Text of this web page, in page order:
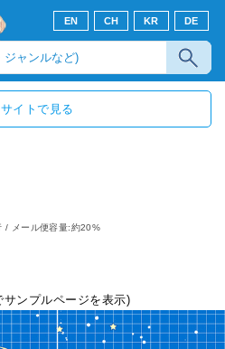
EN CH KR DE
イトで見る
/ メール便容量:約20%
サンプルページを表示)